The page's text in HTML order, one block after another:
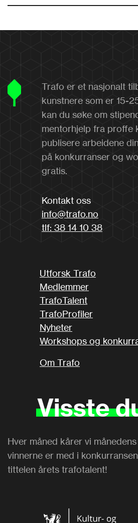
Trafo er et nasjonalt
kunstnere som er 15-
kan du søke om
mentorhjelp fra proffe
publisere arbeidene
på konkurranser og
gratis.
Kontakt oss
info@trafo.no
tlf: 38 14 10 38
Utforsk Trafo
Medlemmer
TrafoTalent
TrafoProfiler
Nyheter
Workshops og
Om Trafo
Visste
Hver måned kårer vi
vinnerne er med i
tittelen årets trafotalent!